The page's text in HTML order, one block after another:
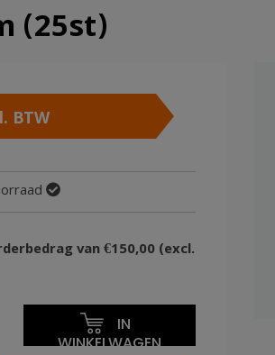
(25st)
BTW
van €150,00 (excl.
WINKELWAGEN